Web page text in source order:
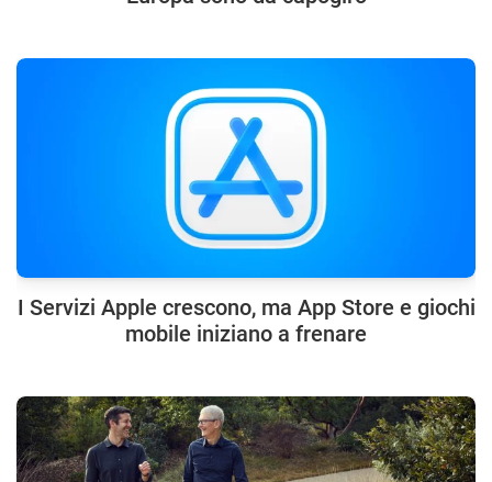
I Servizi Apple crescono, ma App Store e giochi
mobile iniziano a frenare